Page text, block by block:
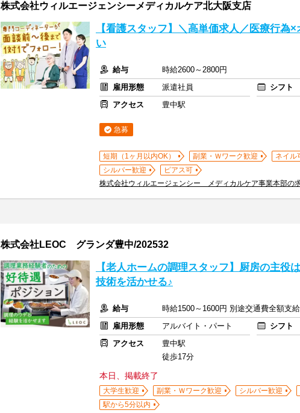
株式会社ウィルエージェンシーメディカルケア北大阪支店
【看護スタッフ】＼高単価求人／医療行為
い
給与
時給2600～2800円
雇用形態
派遣社員 シフト
アクセス
豊中駅
急募
短期（1ヶ月以内OK） 副業・Ｗワーク歓迎
ネイル
シルバー歓迎
ピアス可
株式会社ウィルエージェンシー メディカルケア事業本部の
株式会社LEOC グランダ豊中/202532
【老人ホームの調理スタッフ】厨房の主役
技術を活かせる♪
給与
時給1500～1600円 別途交通費全額支給
雇用形態
アルバイト・パート シフト
アクセス
豊中駅
徒歩17分
本日、掲載終了
大学生歓迎 副業・Ｗワーク歓迎 シルバー歓迎
駅から5分以内